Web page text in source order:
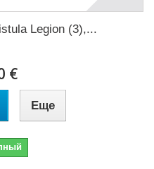
Legion (3),...
€
Еще